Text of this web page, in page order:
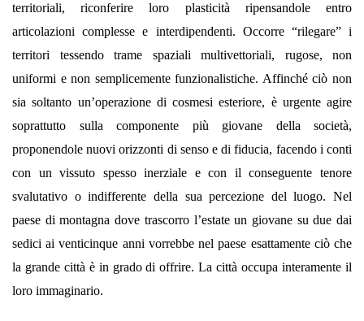
territoriali, riconferire loro plasticità ripensandole entro
articolazioni complesse e interdipendenti. Occorre “rilegare” i
territori tessendo trame spaziali multivettoriali, rugose, non
uniformi e non semplicemente funzionalistiche. Affinché ciò non
sia soltanto un’operazione di cosmesi esteriore, è urgente agire
soprattutto sulla componente più giovane della società,
proponendole nuovi orizzonti di senso e di fiducia, facendo i conti
con un vissuto spesso inerziale e con il conseguente tenore
svalutativo o indifferente della sua percezione del luogo. Nel
paese di montagna dove trascorro l’estate un giovane su due dai
sedici ai venticinque anni vorrebbe nel paese esattamente ciò che
la grande città è in grado di offrire. La città occupa interamente il
loro immaginario.